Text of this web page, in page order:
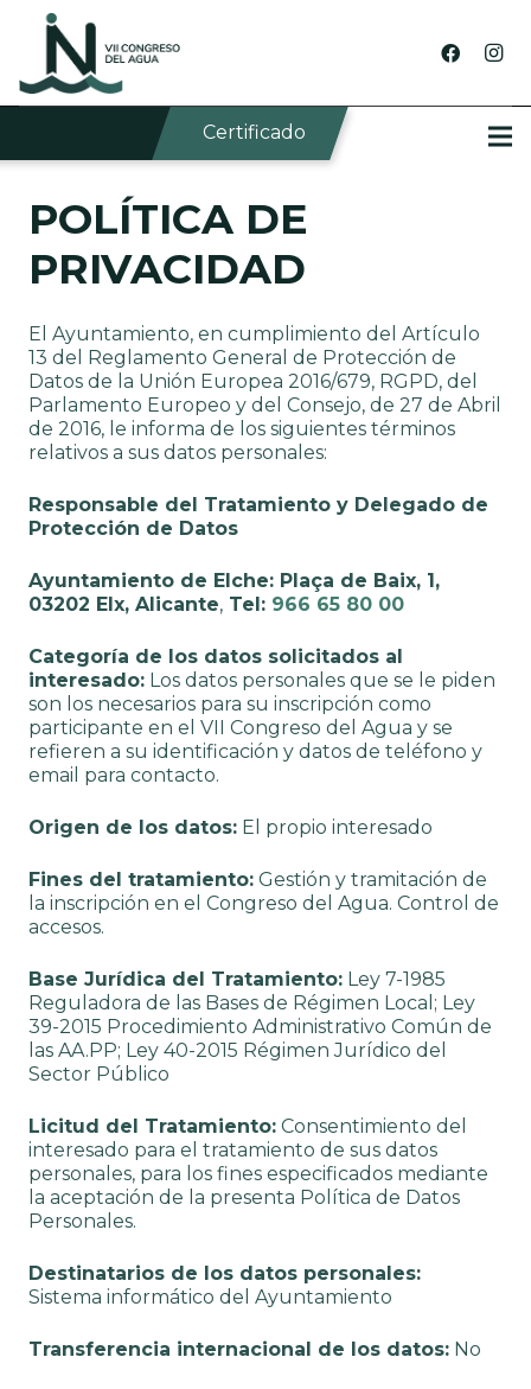
Certificado
POLÍTICA DE
PRIVACIDAD
El Ayuntamiento, en cumplimiento del Artículo
13 del Reglamento General de Protección de
Datos de la Unión Europea 2016/679, RGPD, del
Parlamento Europeo y del Consejo, de 27 de Abril
de 2016, le informa de los siguientes términos
relativos a sus datos personales:
Responsable del Tratamiento y Delegado de
Protección de Datos
Ayuntamiento de Elche: Plaça de Baix, 1,
03202 Elx, Alicante, Tel: 966 65 80 00
Categoría de los datos solicitados al
interesado: Los datos personales que se le piden
son los necesarios para su inscripción como
participante en el VII Congreso del Agua y se
refieren a su identificación y datos de teléfono y
email para contacto.
Origen de los datos: El propio interesado
Fines del tratamiento: Gestión y tramitación de
la inscripción en el Congreso del Agua. Control de
accesos.
Base Jurídica del Tratamiento: Ley 7-1985
Reguladora de las Bases de Régimen Local; Ley
39-2015 Procedimiento Administrativo Común de
las AA.PP; Ley 40-2015 Régimen Jurídico del
Sector Público
Licitud del Tratamiento: Consentimiento del
interesado para el tratamiento de sus datos
personales, para los fines especificados mediante
la aceptación de la presenta Política de Datos
Personales.
Destinatarios de los datos personales:
Sistema informático del Ayuntamiento
Transferencia internacional de los datos: No